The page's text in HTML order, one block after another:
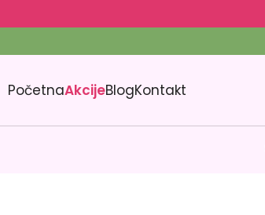
PočetnaAkcijeBlogKontakt